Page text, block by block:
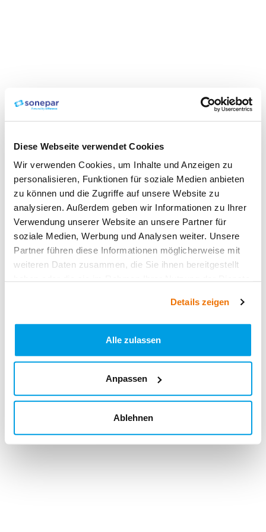
Diese Webseite verwendet Cookies
Wir verwenden Cookies, um Inhalte und Anzeigen zu
personalisieren, Funktionen für soziale Medien anbieten
zu können und die Zugriffe auf unsere Website zu
analysieren. Außerdem geben wir Informationen zu Ihrer
Verwendung unserer Website an unsere Partner für
soziale Medien, Werbung und Analysen weiter. Unsere
Partner führen diese Informationen möglicherweise mit
weiteren Daten zusammen, die Sie ihnen bereitgestellt
Details zeigen
Alle zulassen
Anpassen
Ablehnen